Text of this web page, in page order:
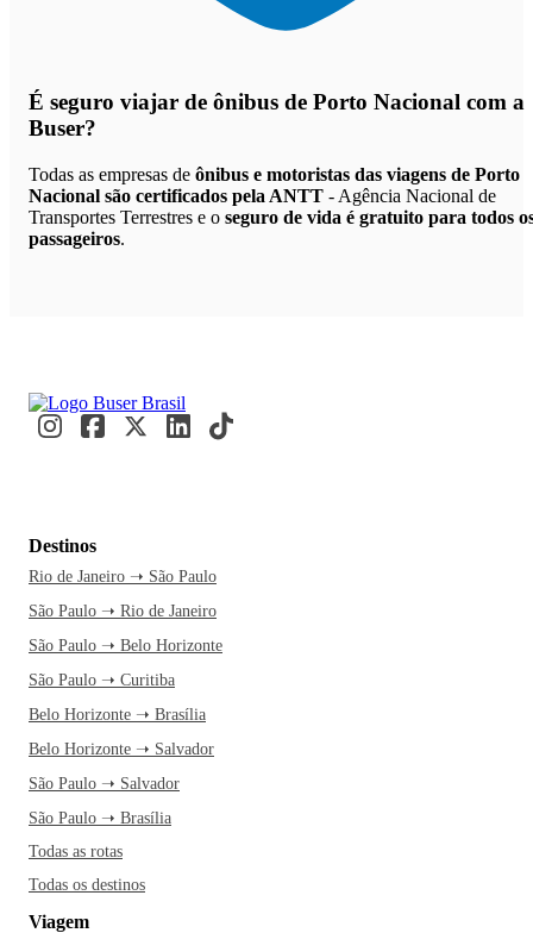
É seguro viajar de ônibus de Porto Nacional com a
Buser?
Todas as empresas de ônibus e motoristas das viagens de Porto
Nacional são certificados pela ANTT - Agência Nacional de
Transportes Terrestres e o seguro de vida é gratuito para todos
passageiros.
Destinos
Rio de Janeiro ➝ São Paulo
São Paulo ➝ Rio de Janeiro
São Paulo ➝ Belo Horizonte
São Paulo ➝ Curitiba
Belo Horizonte ➝ Brasília
Belo Horizonte ➝ Salvador
São Paulo ➝ Salvador
São Paulo ➝ Brasília
Todas as rotas
Todas os destinos
Viagem